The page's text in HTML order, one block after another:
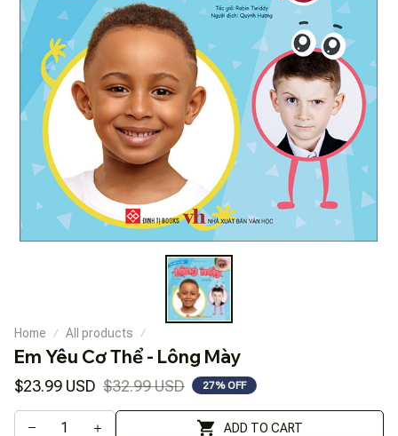
Home All products
Em Yêu Cơ Thể - Lông Mày
$23.99 USD $32.99 USD 27% OFF
ADD TO CART